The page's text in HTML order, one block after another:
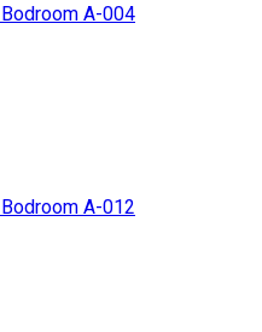
A-004
A-012